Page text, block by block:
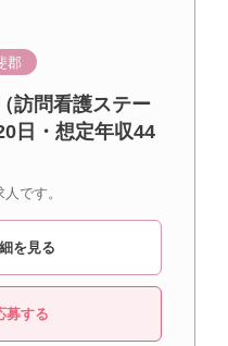
郡
訪問看護ステー
日・想定年収44
です。
を見る
募する